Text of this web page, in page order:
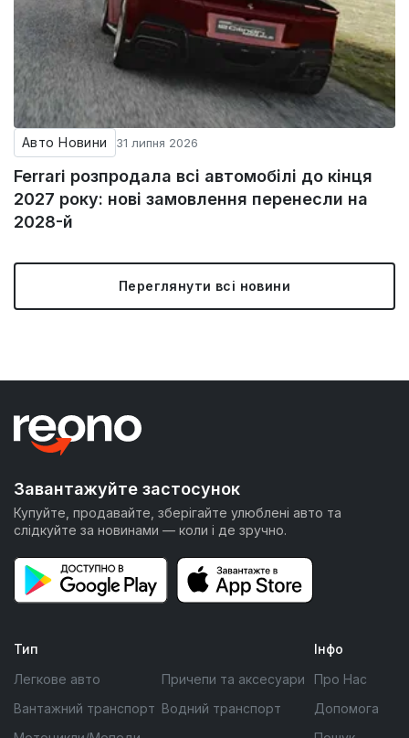
Авто Новини 31 липня 2026
Ferrari розпродала всі автомобілі до кінця
2027 року: нові замовлення перенесли на
2028-й
Переглянути всі новини
Завантажуйте застосунок
Купуйте, продавайте, зберігайте улюблені авто та
слідкуйте за новинами — коли і де зручно.
Тип
Легкове авто
Вантажний транспорт
Причепи та аксесуари
Водний транспорт
Інфо
Про Нас
Допомога